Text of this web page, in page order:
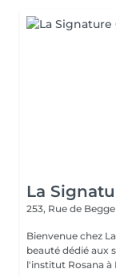
La
253, Rue de
Bienvenue chez La
beauté dédié aux
l'institut Rosana à